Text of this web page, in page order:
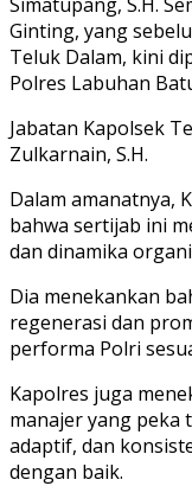
Ginting, yang
Teluk Dalam, kini
Polres Labuhan
Jabatan Kapolsek
Zulkarnain, S.H.
Dalam amanatnya,
bahwa sertijab ini
dan dinamika
Dia menekankan
regenerasi dan
performa Polri
Kapolres juga
manajer yang peka
adaptif, dan
dengan baik.